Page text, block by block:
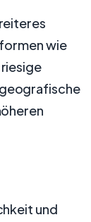
wie
und